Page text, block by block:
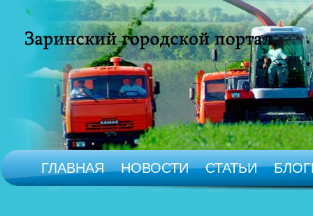
ГЛАВНАЯ НОВОСТИ СТАТЬИ